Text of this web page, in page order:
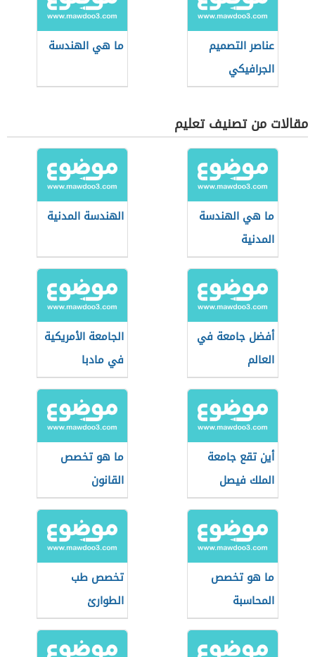
عناصر التصميم
الجرافيكي
ما هي الهندسة
مقالات من تصنيف تعليم
ما هي الهندسة
المدنية
الهندسة المدنية
أفضل جامعة في
العالم
الجامعة الأمريكية
في مادبا
أين تقع جامعة
الملك فيصل
ما هو تخصص
القانون
ما هو تخصص
المحاسبة
تخصص طب
الطوارئ